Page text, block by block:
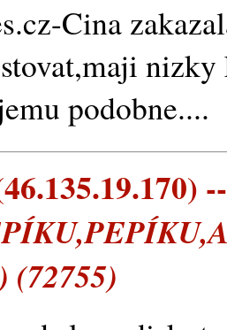
Cina
podobne....
(72755)